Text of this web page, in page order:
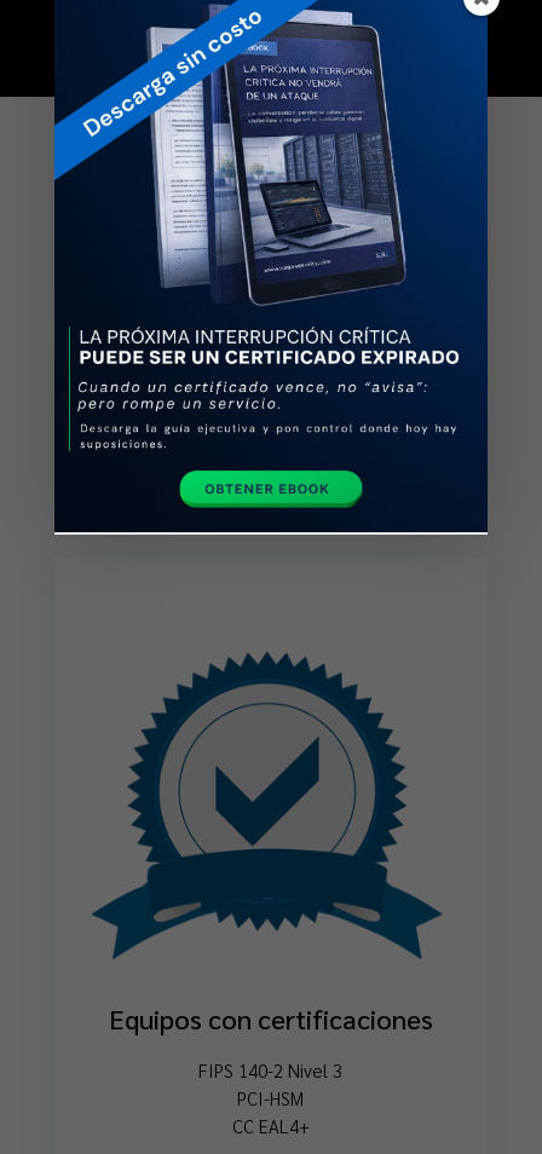
Confianza,
seguridad y
respaldo
Nosotros hacemos todo el
proceso
Equipos con certificaciones
FIPS 140-2 Nivel 3
PCI-HSM
CC EAL4+